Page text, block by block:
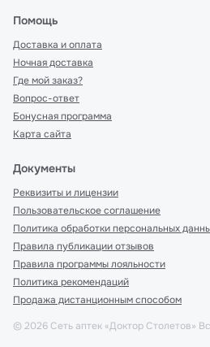
Помощь
Доставка и оплата
Ночная доставка
Где мой заказ?
Вопрос-ответ
Бонусная программа
Карта сайта
Документы
Реквизиты и лицензии
Пользовательское соглашение
Политика обработки персональных
Правила публикации отзывов
Правила программы лояльности
Политика рекомендаций
Продажа дистанционным способом
© 2026 Сеть аптек «Доктор Столетов»